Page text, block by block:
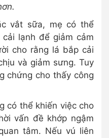
vắt sữa, mẹ có thể
lạnh để giảm cảm
cho rằng lá bắp cải
và giảm sưng. Tuy
chứng cho thấy công
có thể khiến việc cho
vấn đề khớp ngậm
tâm. Nếu vú liên